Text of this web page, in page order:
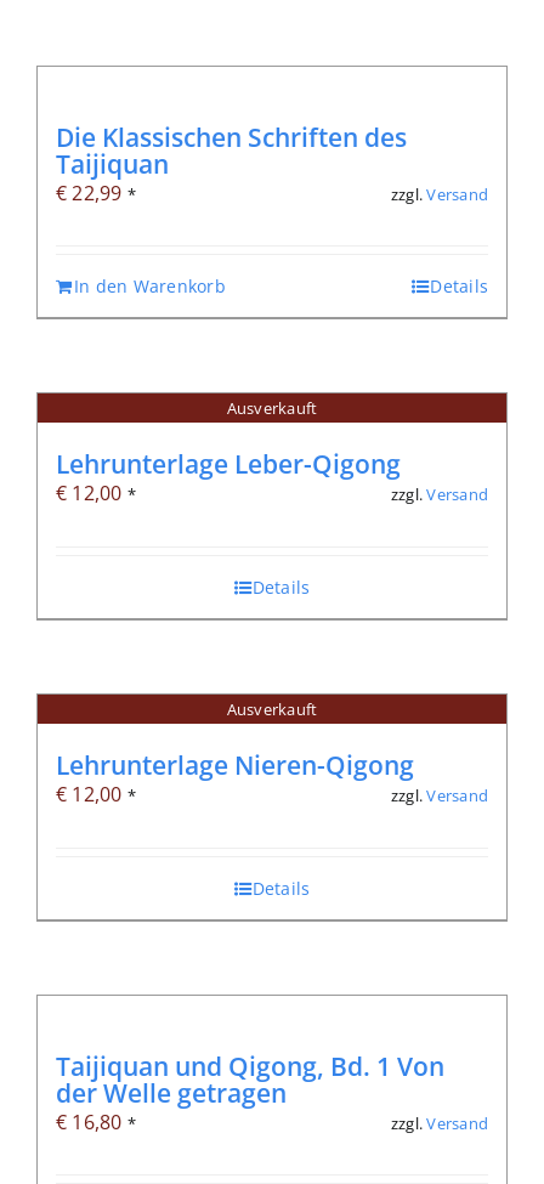
Die Klassischen Schriften des
Taijiquan
€22,99 * zzgl.Versand
In den Warenkorb Details
Ausverkauft
Lehrunterlage Leber-Qigong
€ 12,00 * zzgl.Versand
Details
Ausverkauft
Lehrunterlage Nieren-Qigong
€ 12,00 * zzgl.Versand
Details
Taijiquan und Qigong, Bd. 1 Von
der Welle getragen
€ 16,80 * zzgl.Versand